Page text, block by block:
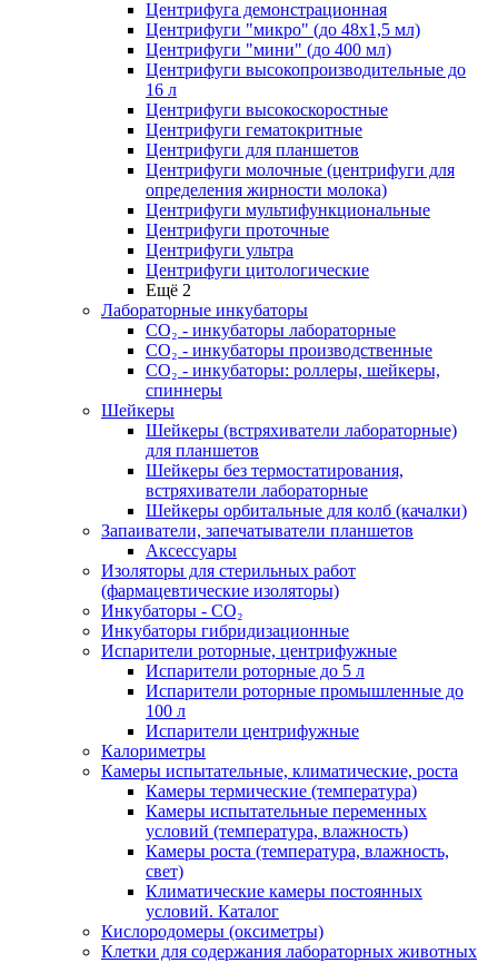
Центрифуга демонстрационная
Центрифуги "микро" (до 48x1,5 мл)
Центрифуги "мини" (до 400 мл)
Центрифуги высокопроизводительные до
16 л
Центрифуги высокоскоростные
Центрифуги гематокритные
Центрифуги для планшетов
Центрифуги молочные (центрифуги для
определения жирности молока)
Центрифуги мультифункциональные
Центрифуги проточные
Центрифуги ультра
Центрифуги цитологические
Ещё 2
Лабораторные инкубаторы
СО₂ - инкубаторы лабораторные
СО₂ - инкубаторы производственные
СО₂ - инкубаторы: роллеры, шейкеры,
спиннеры
Шейкеры
Шейкеры (встряхиватели лабораторные)
для планшетов
Шейкеры без термостатирования,
встряхиватели лабораторные
Шейкеры орбитальные для колб (качалки)
Запаиватели, запечатыватели планшетов
Аксессуары
Изоляторы для стерильных работ
(фармацевтические изоляторы)
Инкубаторы - CO₂
Инкубаторы гибридизационные
Испарители роторные, центрифужные
Испарители роторные до 5 л
Испарители роторные промышленные до
100 л
Испарители центрифужные
Калориметры
Камеры испытательные, климатические, роста
Камеры термические (температура)
Камеры испытательные переменных
условий (температура, влажность)
Камеры роста (температура, влажность,
свет)
Климатические камеры постоянных
условий. Каталог
Кислородомеры (оксиметры)
Клетки для содержания лабораторных животных